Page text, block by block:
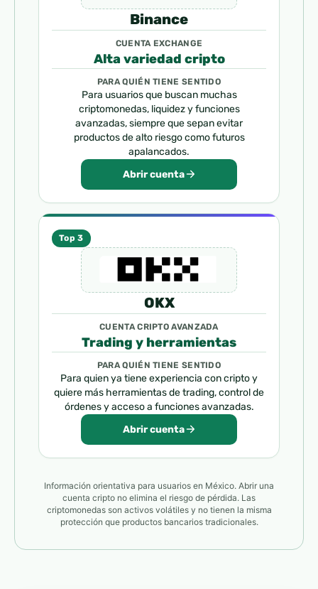
Binance
CUENTA EXCHANGE
Alta variedad cripto
PARA QUIÉN TIENE SENTIDO
Para usuarios que buscan muchas
criptomonedas, liquidez y funciones
avanzadas, siempre que sepan evitar
productos de alto riesgo como futuros
apalancados.
Abrir cuenta
Top 3
OKX
CUENTA CRIPTO AVANZADA
Trading y herramientas
PARA QUIÉN TIENE SENTIDO
Para quien ya tiene experiencia con cripto y
quiere más herramientas de trading, control de
órdenes y acceso a funciones avanzadas.
Abrir cuenta
Información orientativa para usuarios en México. Abrir una
cuenta cripto no elimina el riesgo de pérdida. Las
criptomonedas son activos volátiles y no tienen la misma
protección que productos bancarios tradicionales.